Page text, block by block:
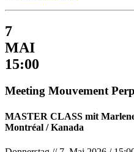
7
MAI
15:00
Meeting Mouvement
MASTER CLASS mit
Montréal / Kanada